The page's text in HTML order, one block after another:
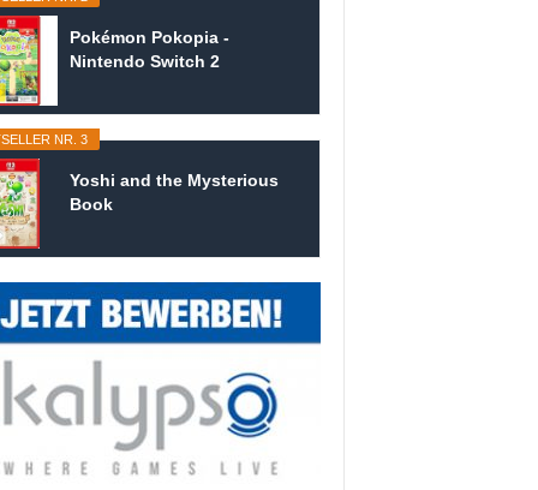
Pokémon Pokopia -
Nintendo Switch 2
NR. 3
Yoshi and the Mysterious
Book